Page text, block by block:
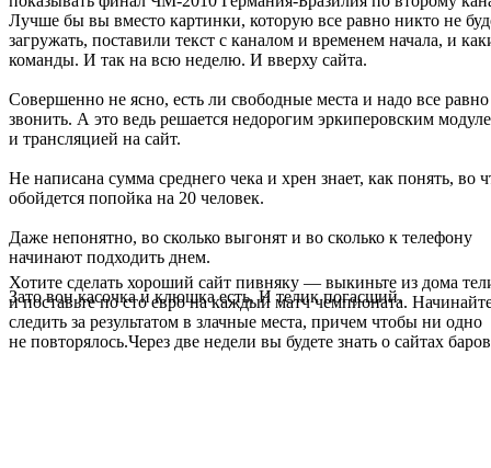
Лучше бы вы вместо картинки, которую все равно никто не
загружать, поставили текст с каналом и временем начала, и
команды. И так на всю неделю. И вверху сайта.
Совершенно не ясно, есть ли свободные места и надо все равно
звонить. А это ведь решается недорогим эркиперовским
и трансляцией на сайт.
Не написана сумма среднего чека и хрен знает, как понять, во
обойдется попойка на 20 человек.
Даже непонятно, во сколько выгонят и во сколько к телефону
начинают подходить днем.
Зато вон касочка и клюшка есть. И телик погасший.
Хотите сделать хороший сайт пивняку — выкиньте из дома
и поставьте по сто евро на каждый матч чемпионата.
следить за результатом в злачные места, причем чтобы ни одно
не повторялось.Через две недели вы будете знать о сайтах